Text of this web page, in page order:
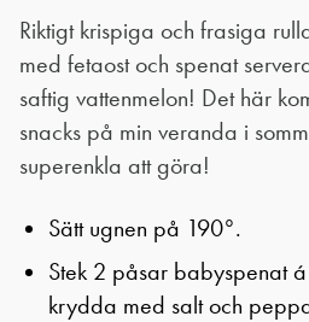
Riktigt krispiga och frasiga
med fetaost och spenat
saftig vattenmelon! Det här
snacks på min veranda i
superenkla att göra!
Sätt ugnen på 190°.
Stek 2 påsar babyspenat
krydda med salt och